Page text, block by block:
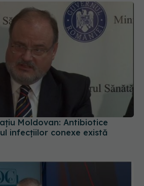
infecțiilor conexe există